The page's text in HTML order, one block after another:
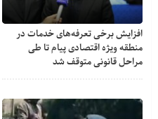
افزایش برخی تعرفه‌های خدمات در
منطقه ویژه اقتصادی پیام تا طی
مراحل قانونی متوقف شد